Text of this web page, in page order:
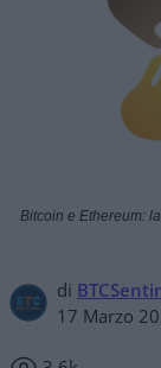
di
17 Marzo
Bitcoin e Ethereum: